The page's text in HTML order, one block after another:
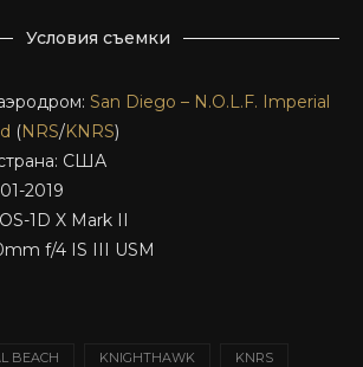
Условия съемки
San Diego – N.O.L.F. Imperial
(NRS/KNRS)
США
2019
1D X Mark II
f/4 IS III USM
BEACH KNIGHTHAWK KNRS